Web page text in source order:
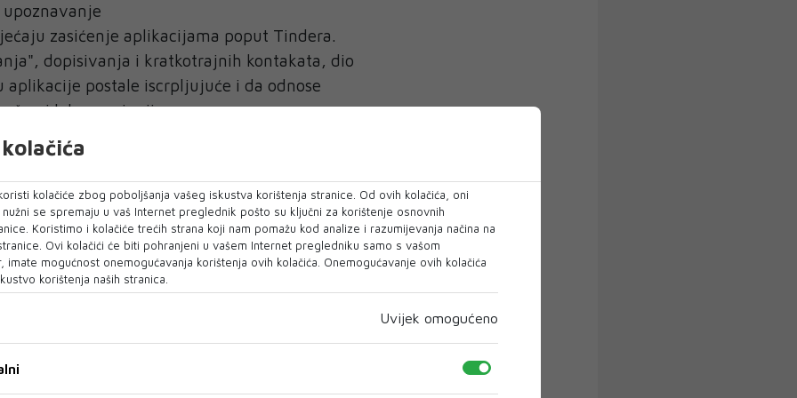
zasićenje aplikacijama poput Tindera.
dopisivanja i kratkotrajnih kontakata, dio
aplikacije postale iscrpljujuće i da odnose
i lako zamjenjivo.
aplikacije često favoriziraju određene profile,
fotografijama ili boljim sposobnostima
toga mnogi smatraju da aplikacije ne pružaju
upoznavanja ljudi.
često navode i emocionalne razloge.
život donosi više mira, manje stresa i veću
svakodnevnih konflikata, nesigurnosti i
kolačiće zbog poboljšanja vašeg iskustva korištenja stranice. Od ovih kolačića, oni
se spremaju u vaš Internet preglednik pošto su ključni za korištenje osnovnih
Koristimo i kolačiće trećih strana koji nam pomažu kod analize i razumijevanja načina na
Ovi kolačići će biti pohranjeni u vašem Internet pregledniku samo s vašom
imate mogućnost onemogućavanja korištenja ovih kolačića. Onemogućavanje ovih kolačića
korištenja naših stranica.
Uvijek omogućeno